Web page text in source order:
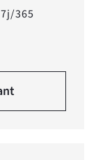
365